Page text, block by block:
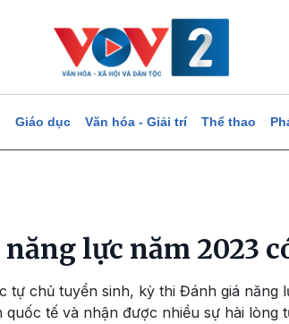
Giáo dục Văn hóa - Giải trí Thể thao
lực năm 2023
tự chủ tuyển sinh, kỳ thi Đánh giá năng
tế và nhận được nhiều sự hài lòng